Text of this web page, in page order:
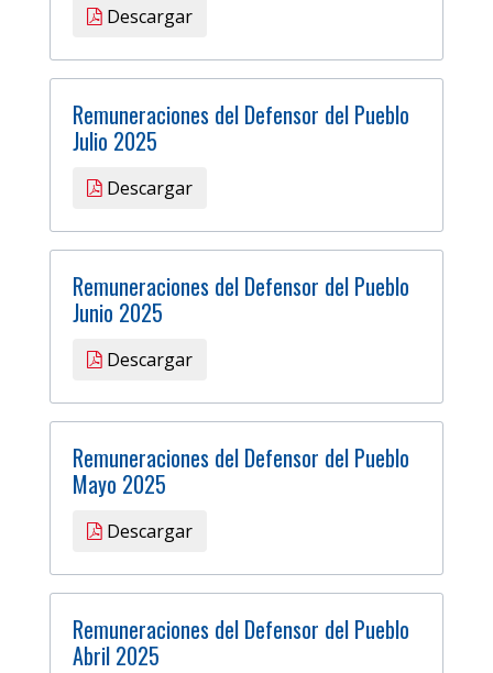
Descargar
Remuneraciones del Defensor del Pueblo
Julio 2025
Descargar
Remuneraciones del Defensor del Pueblo
Junio 2025
Descargar
Remuneraciones del Defensor del Pueblo
Mayo 2025
Descargar
Remuneraciones del Defensor del Pueblo
Abril 2025